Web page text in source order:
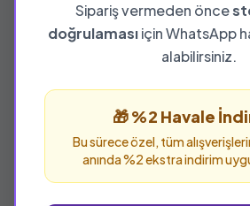
Sipariş vermeden önce
doğrulamasıiçin WhatsApp
alabilirsiniz.
🎁 %2 Havale
Bu sürece özel, tüm
anında %2 ekstra indirim
YAYINEVI
Bakış Yayınları
Bakış Yayınları yayınevine ait
sayfada inceleyebilir ve